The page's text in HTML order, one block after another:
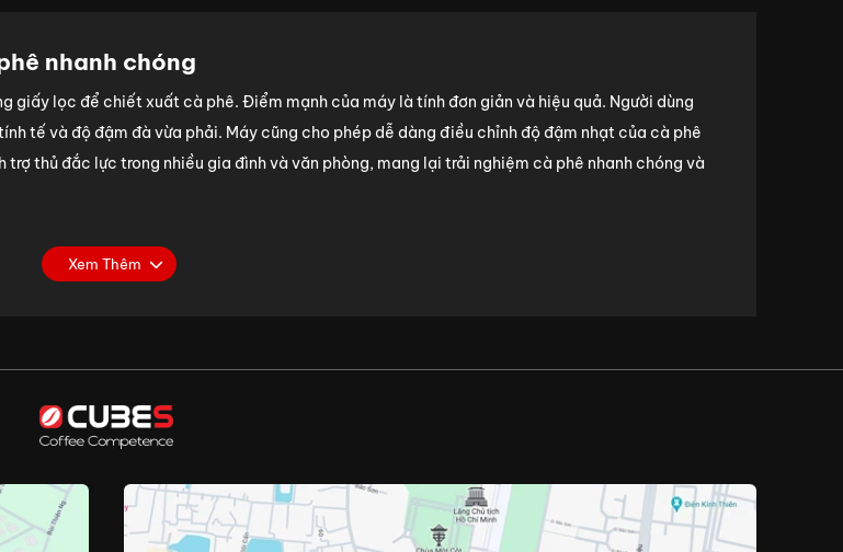
nhanh chóng
giấy lọc để chiết xuất cà phê. Điểm mạnh của máy là tính đơn giản và hiệu quả. Người dùng
tế và độ đậm đà vừa phải. Máy cũng cho phép dễ dàng điều chỉnh độ đậm nhạt của cà phê
thủ đắc lực trong nhiều gia đình và văn phòng, mang lại trải nghiệm cà phê nhanh chóng và
Xem Thêm